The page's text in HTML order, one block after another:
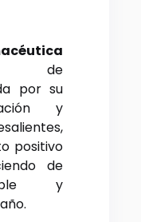
por su
y
positivo
de
y